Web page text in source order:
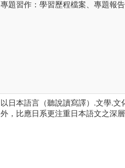
專題習作：學習歷程檔案、專題報告
以日本語言（聽說讀寫譯）.文學.
外，比應日系更注重日本語文之深層